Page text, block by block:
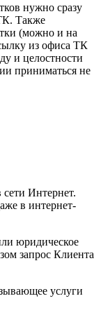
нужно сразу
Также
(можно и на
из офиса ТК
и целостности
приниматься не
Интернет.
в интернет-
юридическое
запрос Клиента
услуги